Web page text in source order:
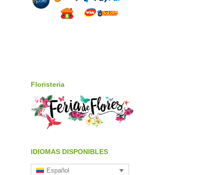
Floristeria
IDIOMAS DISPONIBLES
Español